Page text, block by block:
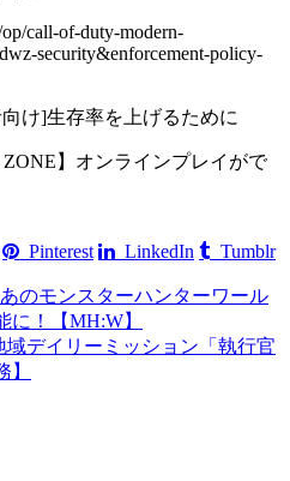
call-of-duty-modern-
security&enforcement-policy-
け]生存率を上げるために
】オンラインプレイがで
Pinterest LinkedIn
Tumblr
あのモンスターハンターワール
に！【MH:W】
域デイリーミッション「執行官